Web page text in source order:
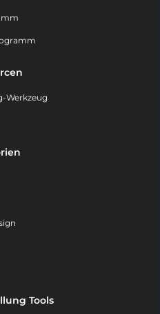
Werkzeug
Tools